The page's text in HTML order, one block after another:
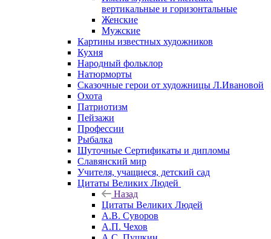
вертикальные и горизонтальные
Женские
Мужские
Картины известных художников
Кухня
Народный фольклор
Натюрморты
Сказочные герои от художницы Л.Ивановой
Охота
Патриотизм
Пейзажи
Профессии
Рыбалка
Шуточные Сертификаты и дипломы
Славянский мир
Учителя, учащиеся, детский сад
Цитаты Великих Людей
Назад
Цитаты Великих Людей
А.В. Суворов
А.П. Чехов